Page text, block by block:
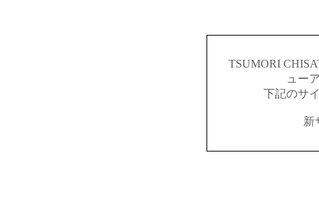
TSUMORI
ュー
下記のサ
新